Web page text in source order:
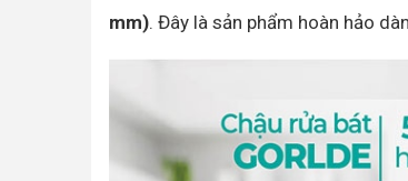
mm). Đây là sản phẩm hoàn hảo